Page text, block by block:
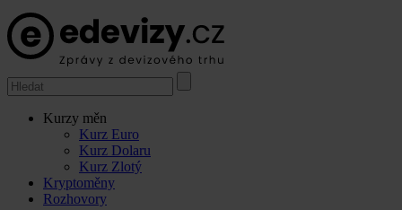
Kurzy měn
Kurz Euro
Kurz Dolaru
Kurz Zlotý
Kryptoměny
Rozhovory